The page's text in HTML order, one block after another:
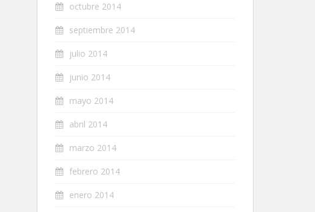
octubre 2014
septiembre 2014
julio 2014
junio 2014
mayo 2014
abril 2014
marzo 2014
febrero 2014
enero 2014